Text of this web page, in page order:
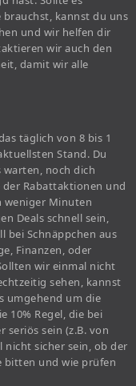
brauchst, kannst du uns
und wir helfen dir
wir auch den
damit wir alle
täglich von 8 bis 1
Stand. Du
warten, noch dich
der Rabattaktionen und
weniger Minuten
Deals schnell sein,
bei Schnäppchen aus
Finanzen, oder
wir einmal nicht
sehen, kannst
umgehend um die
10% Regel, die bei
seriös sein (z.B. von
nicht sicher sein, ob der
bitten und wie prüfen